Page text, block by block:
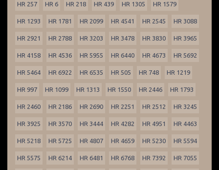
HR 257 HR 6 HR 218 HR 439 HR 1305 HR 1579
HR 1293 HR 1781 HR 2099 HR 4541 HR 2545 HR 3088
HR 2921 HR 2788 HR 3203 HR 3478 HR 3830 HR 3965
HR 4158 HR 4536 HR 5955 HR 6440 HR 4673 HR 5692
HR 5464 HR 6922 HR 6535 HR 505 HR 748 HR 1219
HR 997 HR 1099 HR 1313 HR 1550 HR 2446 HR 1793
HR 2460 HR 2186 HR 2690 HR 2251 HR 2512 HR 3245
HR 3925 HR 3570 HR 3444 HR 4282 HR 4951 HR 4463
HR 5218 HR 5725 HR 4807 HR 4659 HR 5230 HR 5594
HR 5575 HR 6214 HR 6481 HR 6768 HR 7392 HR 7055